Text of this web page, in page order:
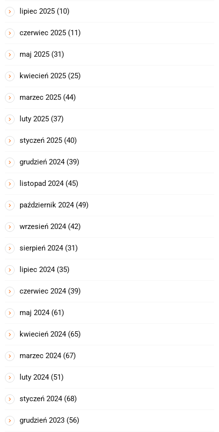
lipiec 2025 (10)
czerwiec 2025 (11)
maj 2025 (31)
kwiecień 2025 (25)
marzec 2025 (44)
luty 2025 (37)
styczeń 2025 (40)
grudzień 2024 (39)
listopad 2024 (45)
październik 2024 (49)
wrzesień 2024 (42)
sierpień 2024 (31)
lipiec 2024 (35)
czerwiec 2024 (39)
maj 2024 (61)
kwiecień 2024 (65)
marzec 2024 (67)
luty 2024 (51)
styczeń 2024 (68)
grudzień 2023 (56)